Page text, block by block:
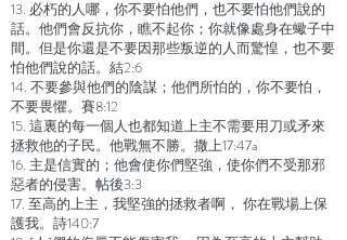
13. 必朽的人哪，你不要怕他們，也不要怕他們說的
話。他們會反抗你，瞧不起你；你就像處身在蠍子中
間。但是你還是不要因那些叛逆的人而驚惶，也不要
怕他們說的話。結2:6
14. 不要參與他們的陰謀；他們所怕的，你不要怕，
不要畏懼。賽8:12
15. 這裏的每一個人也都知道上主不需要用刀或矛來
拯救他的子民。他戰無不勝。撒上17:47a
16. 主是信實的；他會使你們堅強，使你們不受那邪
惡者的侵害。帖後3:3
17. 至高的上主，我堅強的拯救者啊， 你在戰場上保
護我。詩140:7